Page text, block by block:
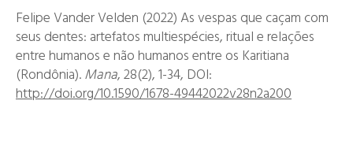
Felipe Vander Velden (2022)As vespas que caçam com
seus dentes: artefatos multiespécies, ritual e relações
entre humanos e não humanos entre os Karitiana
(Rondônia).Mana,28(2),1-34, DOI:
http://doi.org/10.1590/1678-49442022v28n2a200